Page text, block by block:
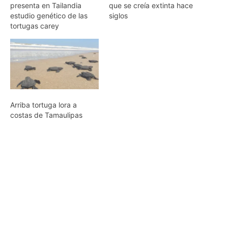
presenta en Tailandia
estudio genético de las
tortugas carey
que se creía extinta hace
siglos
Arriba tortuga lora a
costas de Tamaulipas